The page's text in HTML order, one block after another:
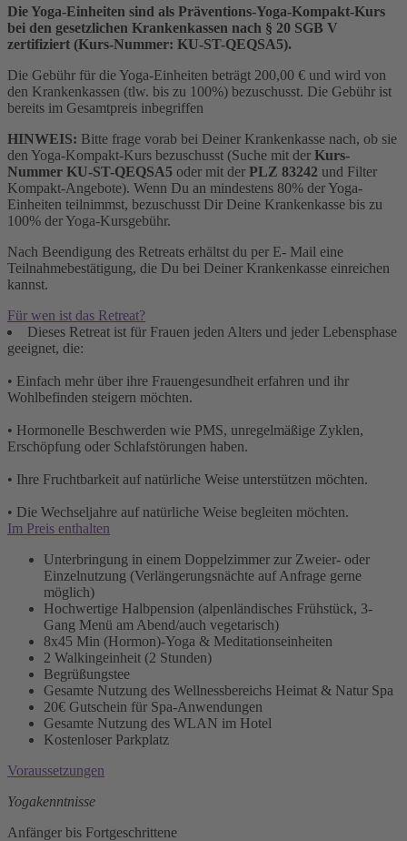
Die Yoga-Einheiten sind als Präventions-Yoga-Kompakt-Kurs
bei den gesetzlichen Krankenkassen nach § 20 SGB V
zertifiziert (Kurs-Nummer: KU-ST-QEQSA5).
Die Gebühr für die Yoga-Einheiten beträgt 200,00 € und wird von
den Krankenkassen (tlw. bis zu 100%) bezuschusst. Die Gebühr ist
bereits im Gesamtpreis inbegriffen
HINWEIS: Bitte frage vorab bei Deiner Krankenkasse nach, ob sie
den Yoga-Kompakt-Kurs bezuschusst (Suche mit der Kurs-
Nummer KU-ST-QEQSA5 oder mit der PLZ 83242 und Filter
Kompakt-Angebote). Wenn Du an mindestens 80% der Yoga-
Einheiten teilnimmst, bezuschusst Dir Deine Krankenkasse bis zu
100% der Yoga-Kursgebühr.
Nach Beendigung des Retreats erhältst du per E- Mail eine
Teilnahmebestätigung, die Du bei Deiner Krankenkasse einreichen
kannst.
Für wen ist das Retreat?
Dieses Retreat ist für Frauen jeden Alters und jeder Lebensphase
geeignet, die:
• Einfach mehr über ihre Frauengesundheit erfahren und ihr
Wohlbefinden steigern möchten.
• Hormonelle Beschwerden wie PMS, unregelmäßige Zyklen,
Erschöpfung oder Schlafstörungen haben.
• Ihre Fruchtbarkeit auf natürliche Weise unterstützen möchten.
• Die Wechseljahre auf natürliche Weise begleiten möchten.
Im Preis enthalten
Unterbringung in einem Doppelzimmer zur Zweier- oder
Einzelnutzung (Verlängerungsnächte auf Anfrage gerne
möglich)
Hochwertige Halbpension (alpenländisches Frühstück, 3-
Gang Menü am Abend/auch vegetarisch)
8x45 Min (Hormon)-Yoga & Meditationseinheiten
2 Walkingeinheit (2 Stunden)
Begrüßungstee
Gesamte Nutzung des Wellnessbereichs Heimat & Natur Spa
20€ Gutschein für Spa-Anwendungen
Gesamte Nutzung des WLAN im Hotel
Kostenloser Parkplatz
Voraussetzungen
Yogakenntnisse
Anfänger bis Fortgeschrittene